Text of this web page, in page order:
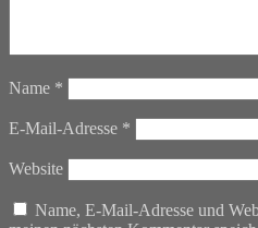
Name *
E-Mail-Adresse *
Website
Name, E-Mail-Adresse und